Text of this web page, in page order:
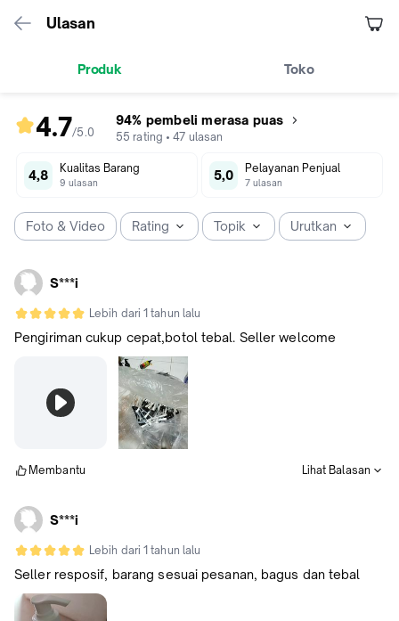
Ulasan
Produk Toko
4.7/5.0
rating
4.7
5
94% pembeli merasa puas
55 rating • 47 ulasan
4,8 Kualitas Barang
9 ulasan 5,0 Pelayanan Penjual
7 ulasan
Foto & Video Rating Topik Urutkan
S***i
Lebih dari 1 tahun lalu
Pengiriman cukup cepat,botol tebal. Seller welcome
Membantu Lihat Balasan
S***i
Lebih dari 1 tahun lalu
Seller resposif, barang sesuai pesanan, bagus dan tebal